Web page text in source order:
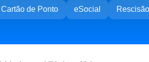
Cartão de Ponto eSocial Rescisão